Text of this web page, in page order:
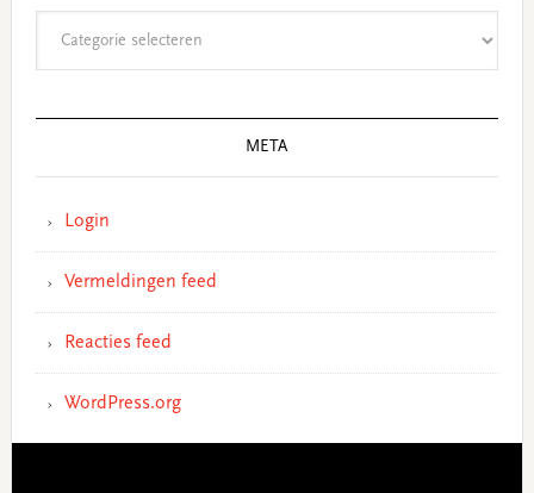
META
Login
Vermeldingen feed
Reacties feed
WordPress.org